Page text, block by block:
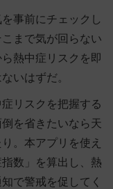
事前にチェックし
まで気が回らない
熱中症リスクを即
いはずだ。
リスクを把握する
を省きたいなら天
。本アプリを使え
数」を算出し、熱
で警戒を促してく